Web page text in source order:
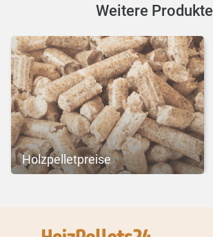
Weitere Produkte
Holzpelletpreise